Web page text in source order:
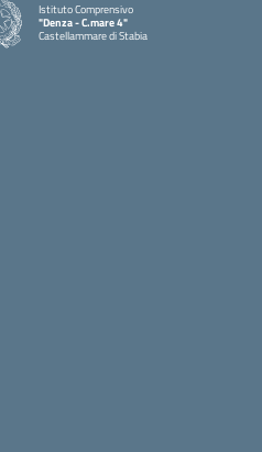
Istituto Comprensivo
"Denza - C.mare 4"
Castellammare di Stabia